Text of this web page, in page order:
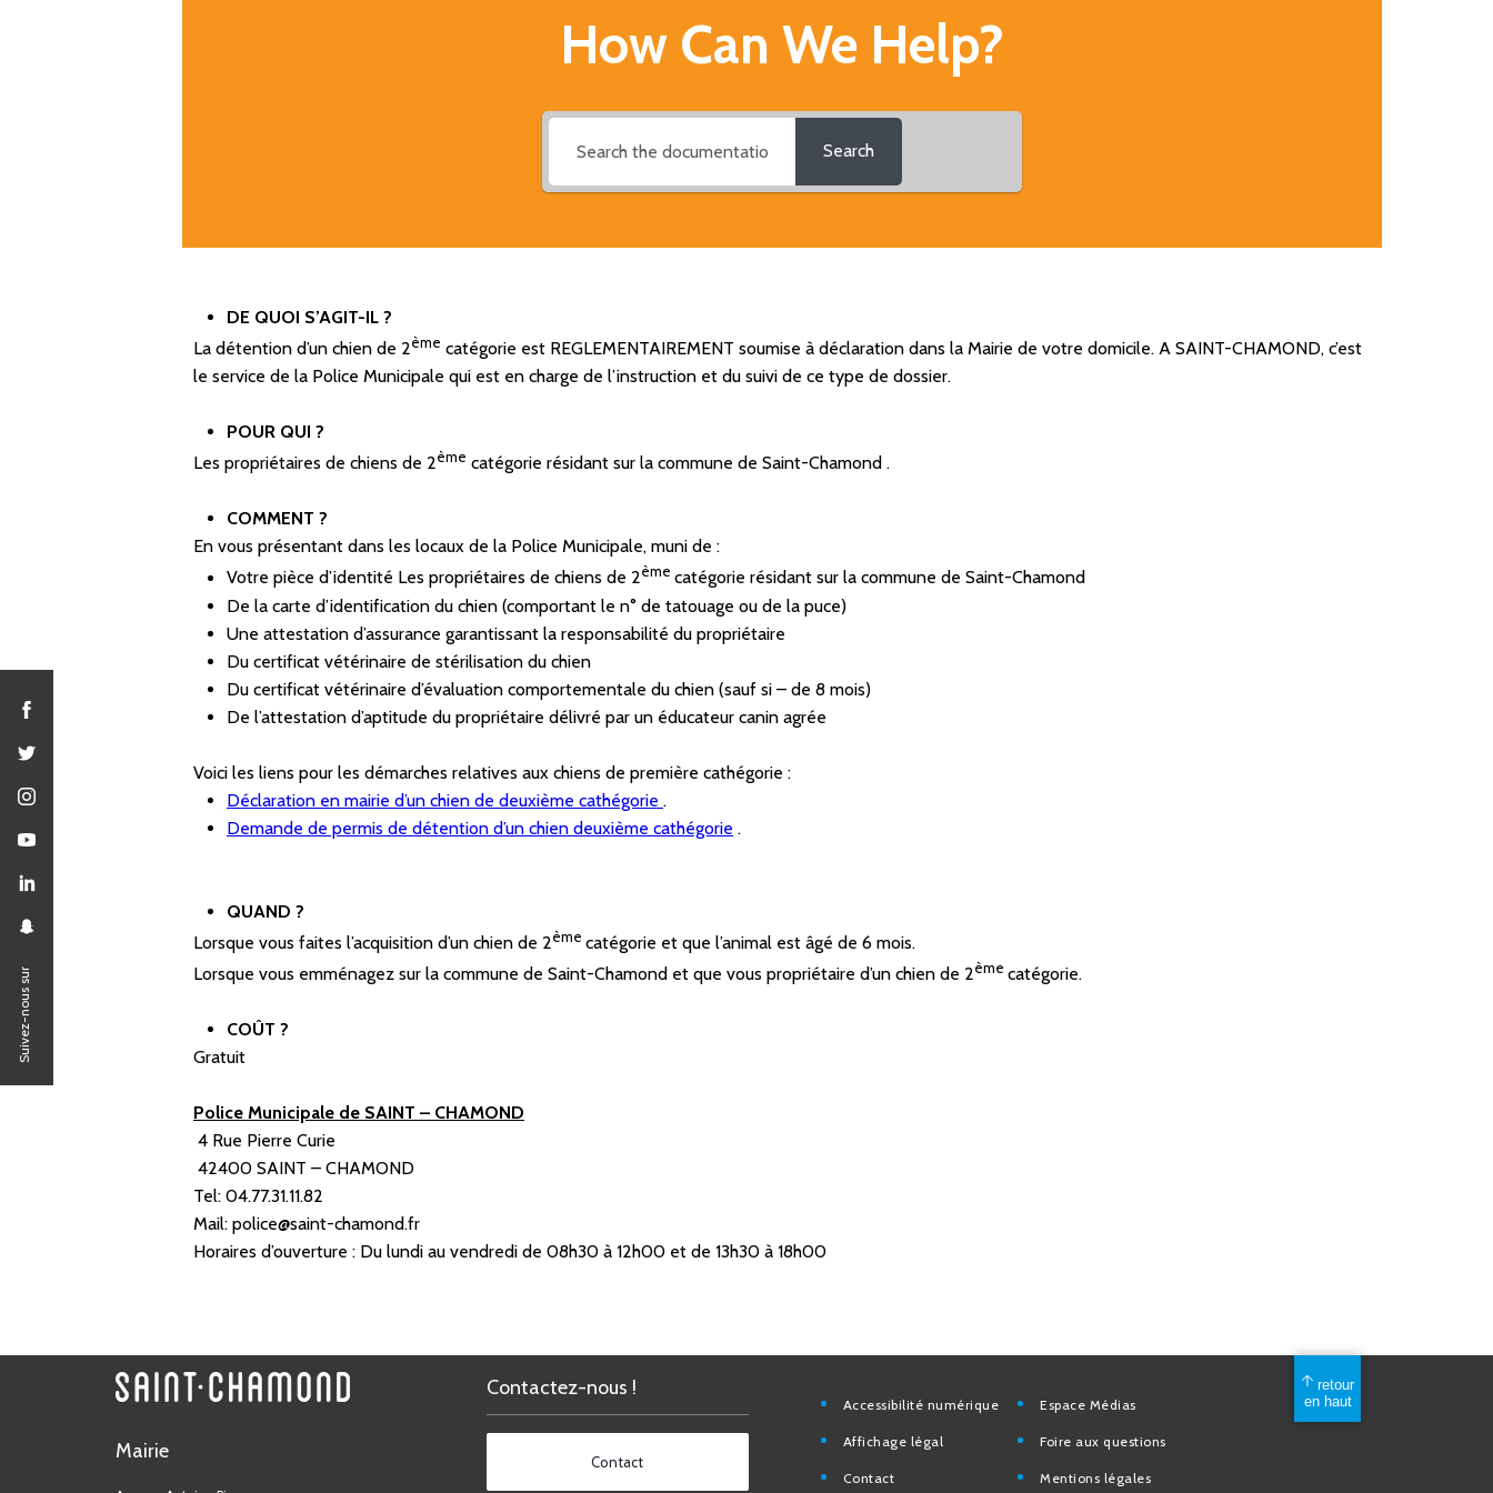
Suivez-nous sur
How Can We Help?
Search
DE QUOI S’AGIT-IL ?
La détention d’un chien de 2ème catégorie est REGLEMENTAIREMENT soumise à déclaration dans la Mairie de votre domicile. A SAINT-CHAMOND, c’est
le service de la Police Municipale qui est en charge de l’instruction et du suivi de ce type de dossier.
POUR QUI ?
Les propriétaires de chiens de 2ème catégorie résidant sur la commune de Saint-Chamond .
COMMENT ?
En vous présentant dans les locaux de la Police Municipale, muni de :
Votre pièce d’identité Les propriétaires de chiens de 2ème catégorie résidant sur la commune de Saint-Chamond
De la carte d’identification du chien (comportant le n° de tatouage ou de la puce)
Une attestation d’assurance garantissant la responsabilité du propriétaire
Du certificat vétérinaire de stérilisation du chien
Du certificat vétérinaire d’évaluation comportementale du chien (sauf si – de 8 mois)
De l’attestation d’aptitude du propriétaire délivré par un éducateur canin agrée
Voici les liens pour les démarches relatives aux chiens de première cathégorie :
Déclaration en mairie d’un chien de deuxième cathégorie .
Demande de permis de détention d’un chien deuxième cathégorie .
QUAND ?
Lorsque vous faites l’acquisition d’un chien de 2ème catégorie et que l’animal est âgé de 6 mois.
Lorsque vous emménagez sur la commune de Saint-Chamond et que vous propriétaire d’un chien de 2ème catégorie.
COÛT ?
Gratuit
Police Municipale de SAINT – CHAMOND
4 Rue Pierre Curie
42400 SAINT – CHAMOND
Tel: 04.77.31.11.82
Mail: police@saint-chamond.fr
Horaires d’ouverture : Du lundi au vendredi de 08h30 à 12h00 et de 13h30 à 18h00
Mairie
Contactez-nous !
Contact
Accessibilité numérique Espace Médias
Affichage légal Foire aux questions
Contact Mentions légales